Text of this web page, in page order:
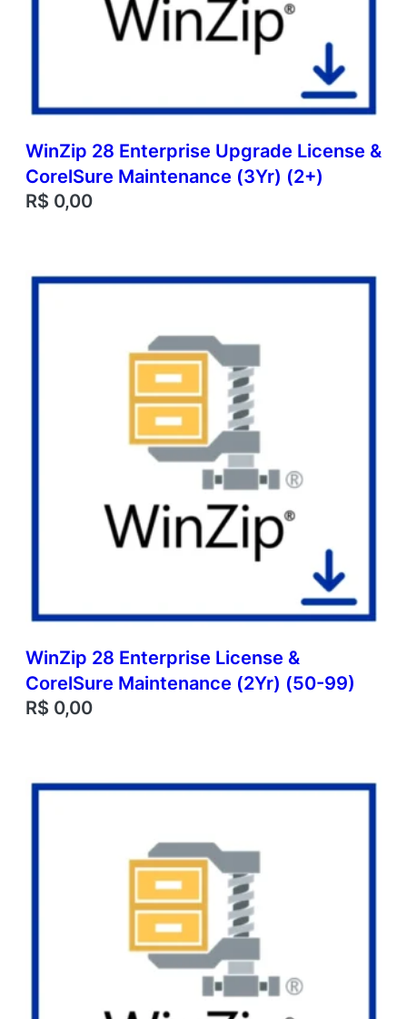
WinZip 28 Enterprise Upgrade License &
CorelSure Maintenance (3Yr) (2+)
R$ 0,00
WinZip 28 Enterprise License &
CorelSure Maintenance (2Yr) (50-99)
R$ 0,00